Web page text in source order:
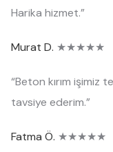
Harika hizmet.”
Murat D. ★★★★★
“Beton kırım işimiz
tavsiye ederim.”
Fatma Ö. ★★★★★